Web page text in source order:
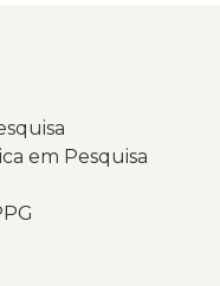
em Pesquisa